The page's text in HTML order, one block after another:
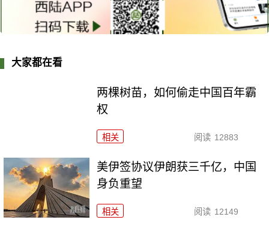
大家都在看
两棵树苗，如何偷走中国百年霸
权
相关 阅读 12883
美伊签协议伊朗获三千亿，中国
身负重望
相关 阅读 12149